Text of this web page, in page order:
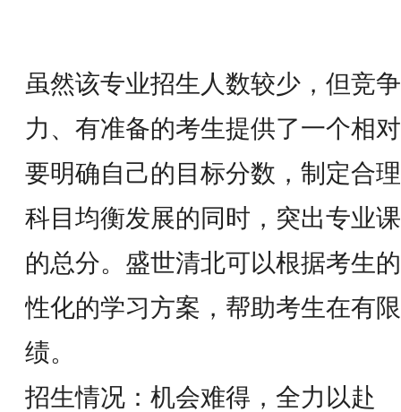
虽然该专业招生人数较少，但竞
力、有准备的考生提供了一个相
要明确自己的目标分数，制定合
科目均衡发展的同时，突出专业
的总分。盛世清北可以根据考生
性化的学习方案，帮助考生在有
绩。
招生情况：机会难得，全力以赴